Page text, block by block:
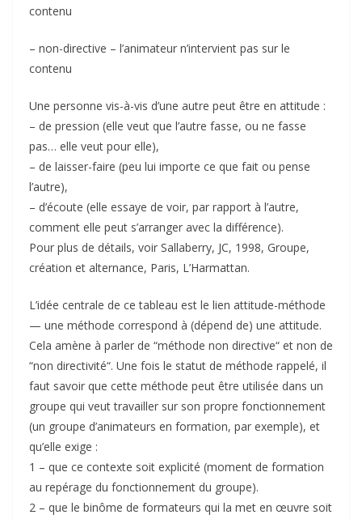
contenu
– non-directive – l’animateur n’intervient pas sur le
contenu
Une personne vis-à-vis d’une autre peut être en attitude :
– de pression (elle veut que l’autre fasse, ou ne fasse
pas… elle veut pour elle),
– de laisser-faire (peu lui importe ce que fait ou pense
l’autre),
– d’écoute (elle essaye de voir, par rapport à l’autre,
comment elle peut s’arranger avec la différence).
Pour plus de détails, voir Sallaberry, JC, 1998, Groupe,
création et alternance, Paris, L’Harmattan.
L’idée centrale de ce tableau est le lien attitude-méthode
— une méthode correspond à (dépend de) une attitude.
Cela amène à parler de “méthode non directive“ et non de
“non directivité“. Une fois le statut de méthode rappelé, il
faut savoir que cette méthode peut être utilisée dans un
groupe qui veut travailler sur son propre fonctionnement
(un groupe d’animateurs en formation, par exemple), et
qu’elle exige :
1 – que ce contexte soit explicité (moment de formation
au repérage du fonctionnement du groupe).
2 – que le binôme de formateurs qui la met en œuvre soit